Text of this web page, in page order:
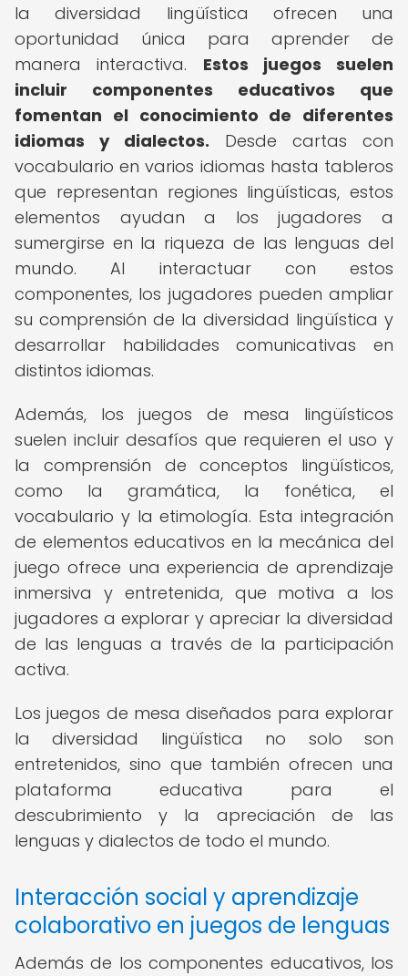
la diversidad lingüística ofrecen una
oportunidad única para aprender de
manera interactiva. Estos juegos suelen
incluir componentes educativos que
fomentan el conocimiento de diferentes
idiomas y dialectos. Desde cartas con
vocabulario en varios idiomas hasta tableros
que representan regiones lingüísticas, estos
elementos ayudan a los jugadores a
sumergirse en la riqueza de las lenguas del
mundo. Al interactuar con estos
componentes, los jugadores pueden ampliar
su comprensión de la diversidad lingüística y
desarrollar habilidades comunicativas en
distintos idiomas.
Además, los juegos de mesa lingüísticos
suelen incluir desafíos que requieren el uso y
la comprensión de conceptos lingüísticos,
como la gramática, la fonética, el
vocabulario y la etimología. Esta integración
de elementos educativos en la mecánica del
juego ofrece una experiencia de aprendizaje
inmersiva y entretenida, que motiva a los
jugadores a explorar y apreciar la diversidad
de las lenguas a través de la participación
activa.
Los juegos de mesa diseñados para explorar
la diversidad lingüística no solo son
entretenidos, sino que también ofrecen una
plataforma educativa para el
descubrimiento y la apreciación de las
lenguas y dialectos de todo el mundo.
Interacción social y aprendizaje
colaborativo en juegos de lenguas
Además de los componentes educativos, los